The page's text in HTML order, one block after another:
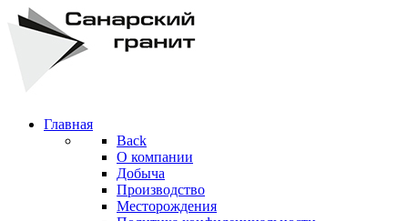
Главная
Back
О компании
Добыча
Производство
Месторождения